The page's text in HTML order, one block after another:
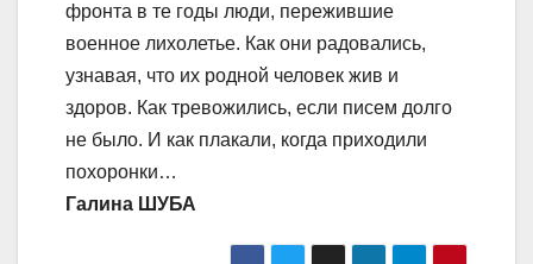
фронта в те годы люди, пережившие
военное лихолетье. Как они радовались,
узнавая, что их родной человек жив и
здоров. Как тревожились, если писем долго
не было. И как плакали, когда приходили
похоронки…
Галина ШУБА